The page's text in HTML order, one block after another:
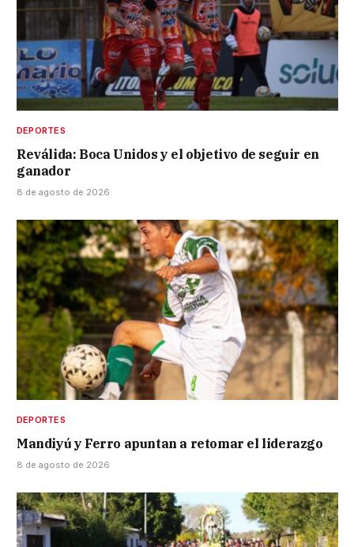
DEPORTES
Reválida: Boca Unidos y el objetivo de seguir en
ganador
8 de agosto de 2026
DEPORTES
Mandiyú y Ferro apuntan a retomar el liderazgo
8 de agosto de 2026